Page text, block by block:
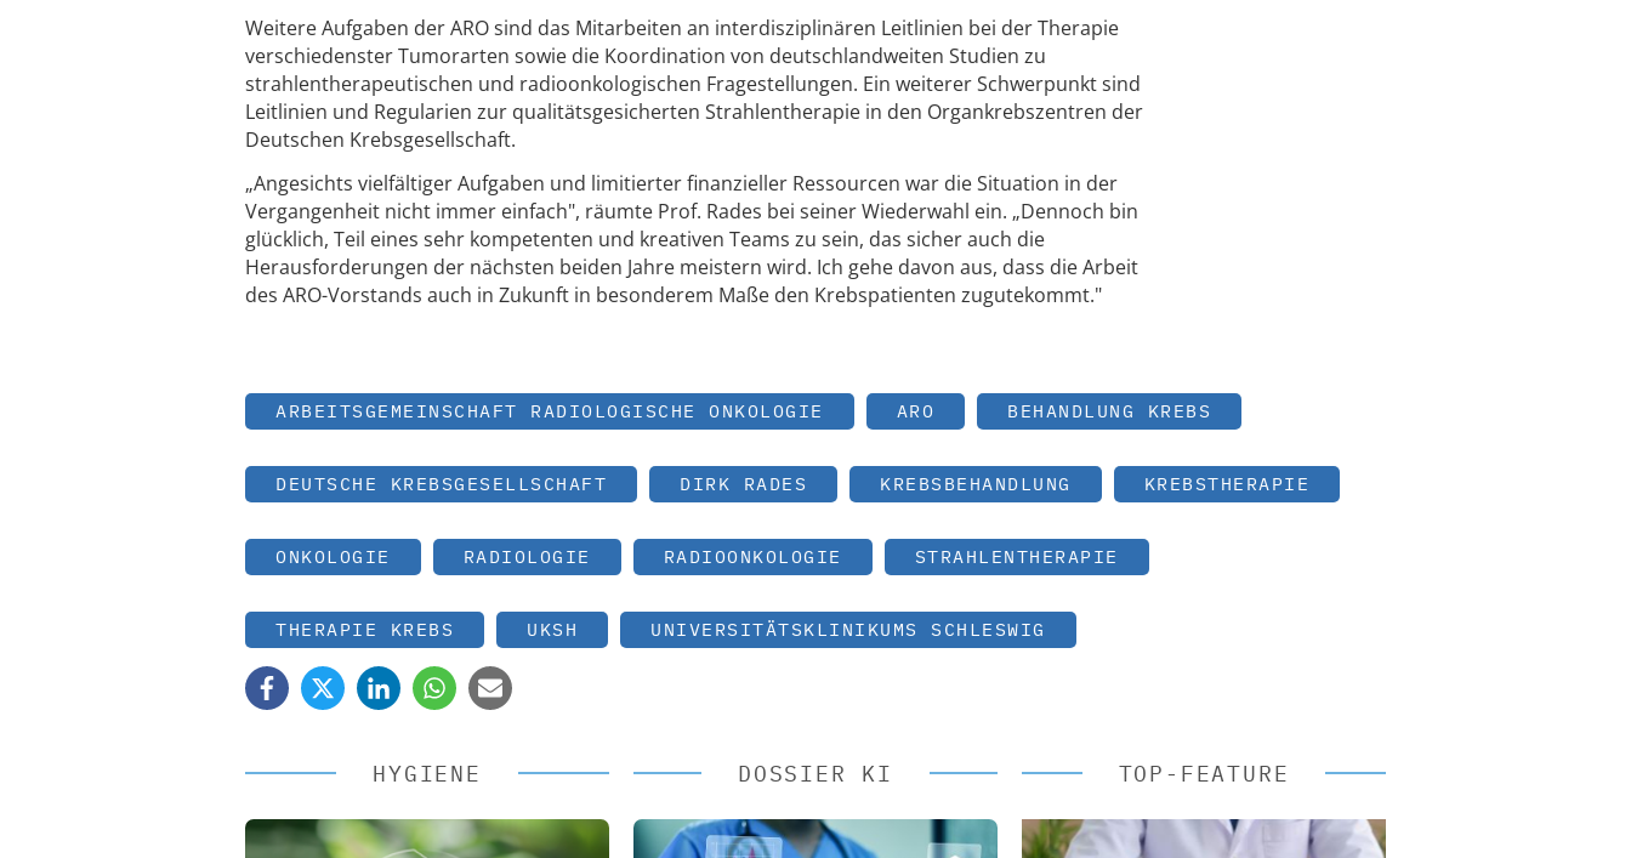
Weitere Aufgaben der ARO sind das Mitarbeiten an interdisziplinären Leitlinien bei der Therapie
verschiedenster Tumorarten sowie die Koordination von deutschlandweiten Studien zu
strahlentherapeutischen und radioonkologischen Fragestellungen. Ein weiterer Schwerpunkt sind
Leitlinien und Regularien zur qualitätsgesicherten Strahlentherapie in den Organkrebszentren der
Deutschen Krebsgesellschaft.
„Angesichts vielfältiger Aufgaben und limitierter finanzieller Ressourcen war die Situation in der
Vergangenheit nicht immer einfach", räumte Prof. Rades bei seiner Wiederwahl ein. „Dennoch bin
glücklich, Teil eines sehr kompetenten und kreativen Teams zu sein, das sicher auch die
Herausforderungen der nächsten beiden Jahre meistern wird. Ich gehe davon aus, dass die Arbeit
des ARO-Vorstands auch in Zukunft in besonderem Maße den Krebspatienten zugutekommt."
ARBEITSGEMEINSCHAFT RADIOLOGISCHE ONKOLOGIE ARO BEHANDLUNG KREBS
DEUTSCHE KREBSGESELLSCHAFT DIRK RADES KREBSBEHANDLUNG KREBSTHERAPIE
ONKOLOGIE RADIOLOGIE RADIOONKOLOGIE STRAHLENTHERAPIE
THERAPIE KREBS UKSH UNIVERSITÄTSKLINIKUMS SCHLESWIG
HYGIENE DOSSIER KI TOP-FEATURE